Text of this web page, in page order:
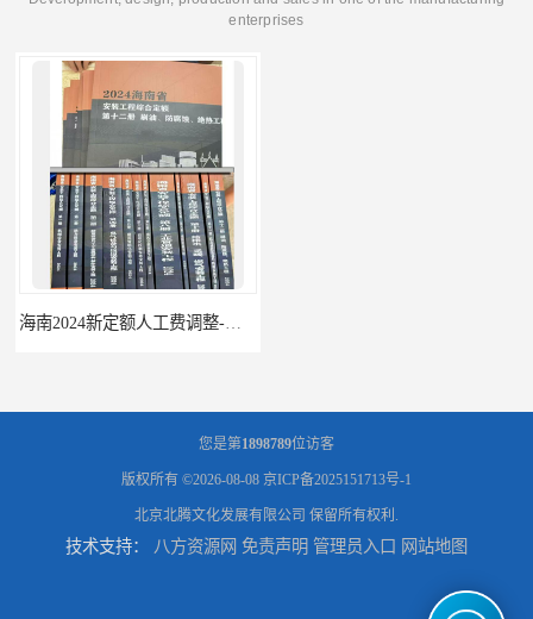
enterprises
海南2024新定额人工费调整-海南2024版安装定额-海南2024房屋建筑定额-海南定额
您是第1898789位访客
版权所有 ©2026-08-08 京ICP备2025151713号-1
北京北腾文化发展有限公司 保留所有权利.
技术支持： 八方资源网 免责声明 管理员入口 网站地图